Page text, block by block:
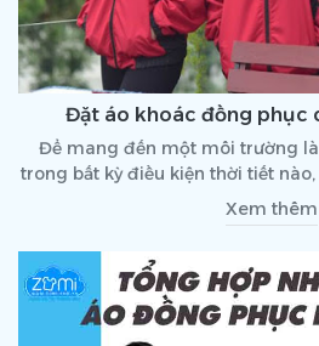
Đặt áo khoác đồng phục
Để mang đến một môi trường
trong bất kỳ điều kiện thời tiết
là trang phục không thể thiếu vào
như các loại áo đồng phục khác
cũng giúp quảng bá hình ảnh,
thể giữ ấm cho cơ thể vào mỗi
đông lạnh.
Xem thêm